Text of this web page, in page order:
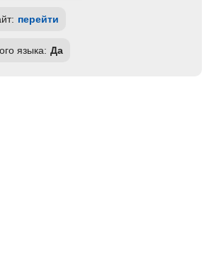
перейти
языка: Да